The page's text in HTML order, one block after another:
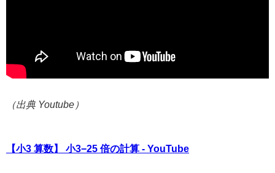
（出典 Youtube）
【小3 算数】 小3−25 倍の計算 - YouTube